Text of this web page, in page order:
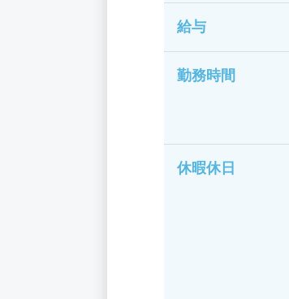
給与
勤務時間
休暇休日